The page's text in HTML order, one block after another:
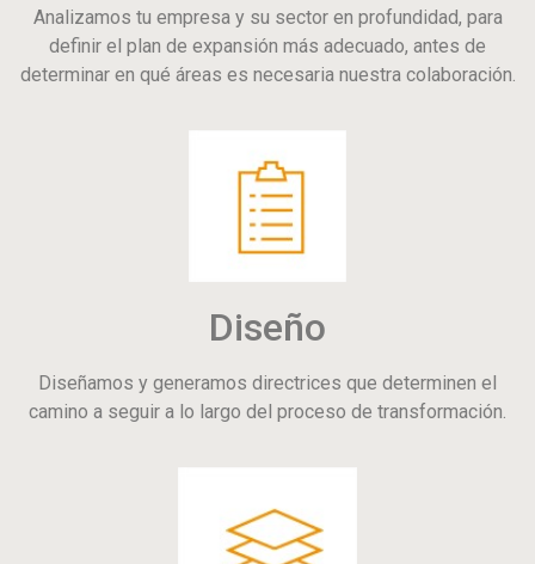
Analizamos tu empresa y su sector en profundidad, para
definir el plan de expansión más adecuado, antes de
determinar en qué áreas es necesaria nuestra colaboración.
Diseño
Diseñamos y generamos directrices que determinen el
camino a seguir a lo largo del proceso de transformación.